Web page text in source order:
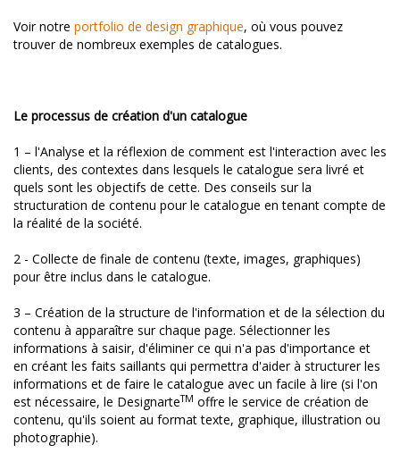
Voir notre portfolio de design graphique, où vous pouvez
trouver de nombreux exemples de catalogues.
Le processus de création d'un catalogue
1 – l'Analyse et la réflexion de comment est l'interaction avec les
clients, des contextes dans lesquels le catalogue sera livré et
quels sont les objectifs de cette. Des conseils sur la
structuration de contenu pour le catalogue en tenant compte de
la réalité de la société.
2 - Collecte de finale de contenu (texte, images, graphiques)
pour être inclus dans le catalogue.
3 – Création de la structure de l'information et de la sélection du
contenu à apparaître sur chaque page. Sélectionner les
informations à saisir, d'éliminer ce qui n'a pas d'importance et
en créant les faits saillants qui permettra d'aider à structurer les
informations et de faire le catalogue avec un facile à lire (si l'on
est nécessaire, le DesignarteTM offre le service de création de
contenu, qu'ils soient au format texte, graphique, illustration ou
photographie).